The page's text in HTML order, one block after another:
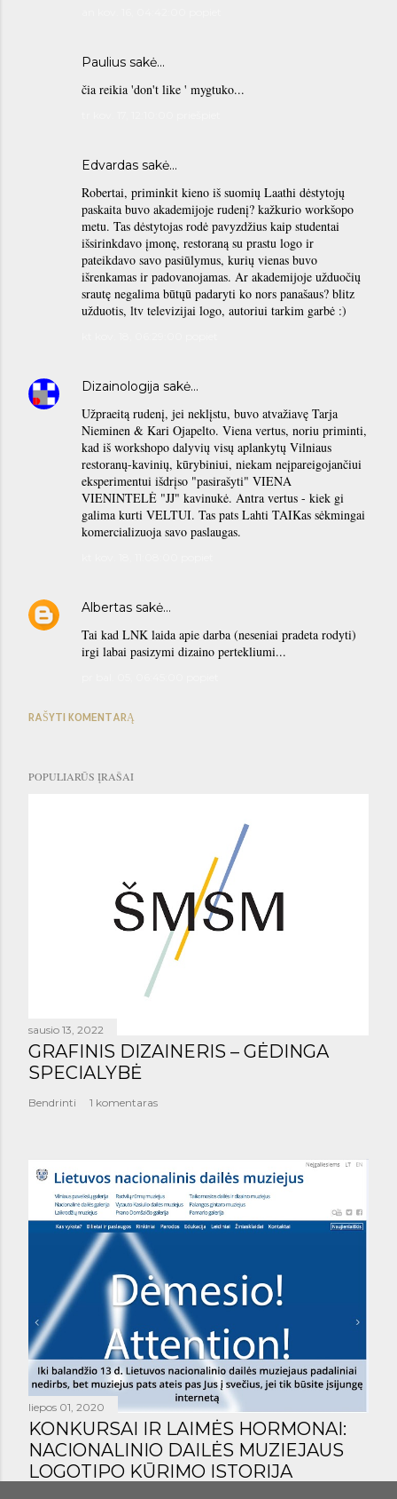
Paulius sakė…
čia reikia 'don't like ' mygtuko...
Edvardas sakė…
Robertai, priminkit kieno iš suomių Laathi dėstytojų
paskaita buvo akademijoje rudenį? kažkurio workšopo
metu. Tas dėstytojas rodė pavyzdžius kaip studentai
išsirinkdavo įmonę, restoraną su prastu logo ir
pateikdavo savo pasiūlymus, kurių vienas buvo
išrenkamas ir padovanojamas. Ar akademijoje užduočių
srautę negalima būtųū padaryti ko nors panašaus? blitz
užduotis, ltv televizijai logo, autoriui tarkim garbė :)
Dizainologija sakė…
Užpraeitą rudenį, jei neklįstu, buvo atvažiavę Tarja
Nieminen & Kari Ojapelto. Viena vertus, noriu priminti,
kad iš workshopo dalyvių visų aplankytų Vilniaus
restoranų-kavinių, kūrybiniui, niekam neįpareigojančiui
eksperimentui išdrįso "pasirašyti" VIENA
VIENINTELĖ "JJ" kavinukė. Antra vertus - kiek gi
galima kurti VELTUI. Tas pats Lahti TAIKas sėkmingai
komercializuoja savo paslaugas.
Albertas sakė…
Tai kad LNK laida apie darba (neseniai pradeta rodyti)
irgi labai pasizymi dizaino pertekliumi...
RAŠYTI KOMENTARĄ
POPULIARŪS ĮRAŠAI
sausio 13, 2022
GRAFINIS DIZAINERIS – GĖDINGA
SPECIALYBĖ
Bendrinti 1 komentaras
liepos 01, 2020
KONKURSAI IR LAIMĖS HORMONAI:
NACIONALINIO DAILĖS MUZIEJAUS
LOGOTIPO KŪRIMO ISTORIJA